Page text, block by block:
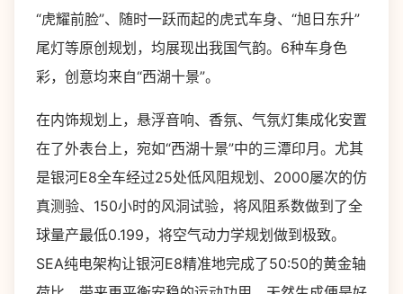
“虎耀前脸”、随时一跃而起的虎式车身、“旭日东升”
尾灯等原创规划，均展现出我国气韵。6种车身色
彩，创意均来自“西湖十景”。
在内饰规划上，悬浮音响、香氛、气氛灯集成化安置
在了外表台上，宛如“西湖十景”中的三潭印月。尤其
是银河E8全车经过25处低风阻规划、2000屡次的仿
真测验、150小时的风洞试验，将风阻系数做到了全
球量产最低0.199，将空气动力学规划做到极致。
SEA纯电架构让银河E8精准地完成了50:50的黄金轴